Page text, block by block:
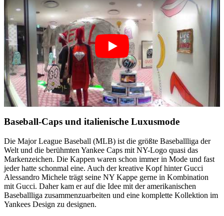
Baseball-Caps und italienische Luxusmode
Die Major League Baseball (MLB) ist die größte Baseballliga der
Welt und die berühmten Yankee Caps mit NY-Logo quasi das
Markenzeichen. Die Kappen waren schon immer in Mode und fast
jeder hatte schonmal eine. Auch der kreative Kopf hinter Gucci
Alessandro Michele trägt seine NY Kappe gerne in Kombination
mit Gucci. Daher kam er auf die Idee mit der amerikanischen
Baseballliga zusammenzuarbeiten und eine komplette Kollektion im
Yankees Design zu designen.